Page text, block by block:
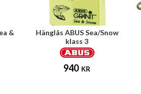
&
Hänglås ABUS Sea/Snow
klass 3
940 KR